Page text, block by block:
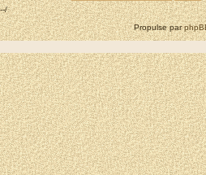
--/
Propulse par